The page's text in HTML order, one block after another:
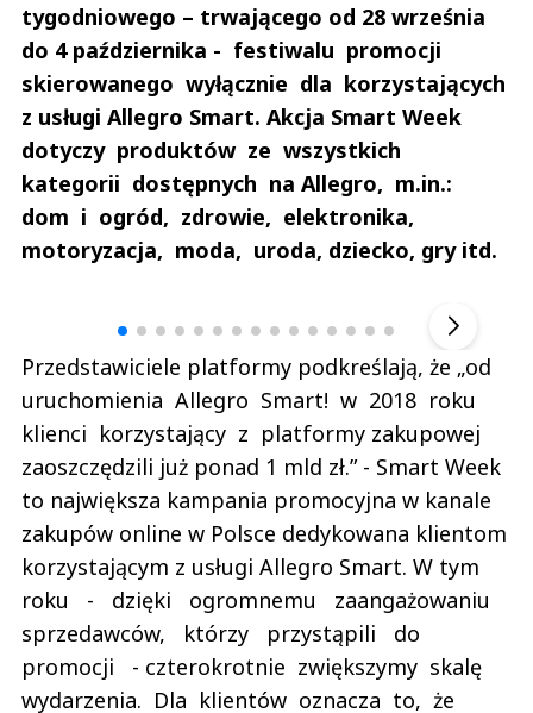
tygodniowego – trwającego od 28 września
do 4 października - festiwalu promocji
skierowanego wyłącznie dla korzystających
z usługi Allegro Smart. Akcja Smart Week
dotyczy produktów ze wszystkich
kategorii dostępnych na Allegro, m.in.:
dom i ogród, zdrowie, elektronika,
motoryzacja, moda, uroda, dziecko, gry itd.
Przedstawiciele platformy podkreślają, że „od
uruchomienia Allegro Smart! w 2018 roku
klienci korzystający z platformy zakupowej
zaoszczędzili już ponad 1 mld zł.” - Smart Week
to największa kampania promocyjna w kanale
zakupów online w Polsce dedykowana klientom
korzystającym z usługi Allegro Smart. W tym
roku - dzięki ogromnemu zaangażowaniu
sprzedawców, którzy przystąpili do
promocji - czterokrotnie zwiększymy skalę
wydarzenia. Dla klientów oznacza to, że